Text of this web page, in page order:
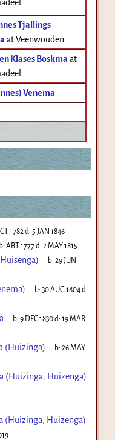
Tjallings
at Veenwouden
Klases Boskma at
Venema
1782 d: 5 JAN 1846
b:ABT 1777d:2 MAY 1815
b:29 JUN
b:30 AUG 1804d:
b:9 DEC 1830d:19 MAR
(Huizinga) b:26 MAY
(Huizinga, Huizenga)
(Huizinga, Huizenga)